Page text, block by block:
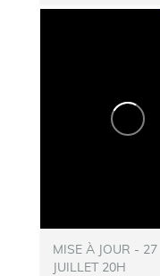
MISE À JOUR - 27
JUILLET 20H